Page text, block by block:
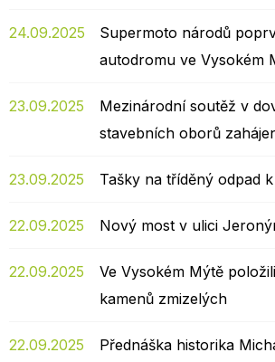
24.09.2025
Supermoto národů
autodromu ve Vysokém
23.09.2025
Mezinárodní soutěž v
stavebních oborů
23.09.2025 Tašky na tříděný odpad
22.09.2025 Nový most v ulici
22.09.2025
Ve Vysokém Mýtě
kamenů zmizelých
22.09.2025
Přednáška historika